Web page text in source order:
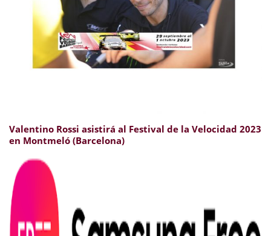
Valentino Rossi asistirá al Festival de la Velocidad 2023
en Montmeló (Barcelona)